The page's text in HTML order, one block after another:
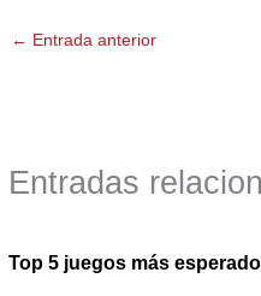
← Entrada anterior
Entradas
Top 5 juegos más